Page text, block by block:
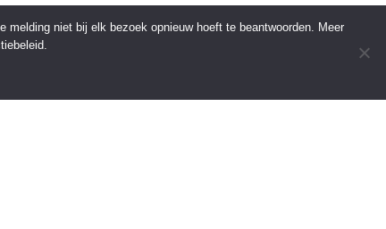
niet bij elk bezoek opnieuw hoeft te beantwoorden. Meer